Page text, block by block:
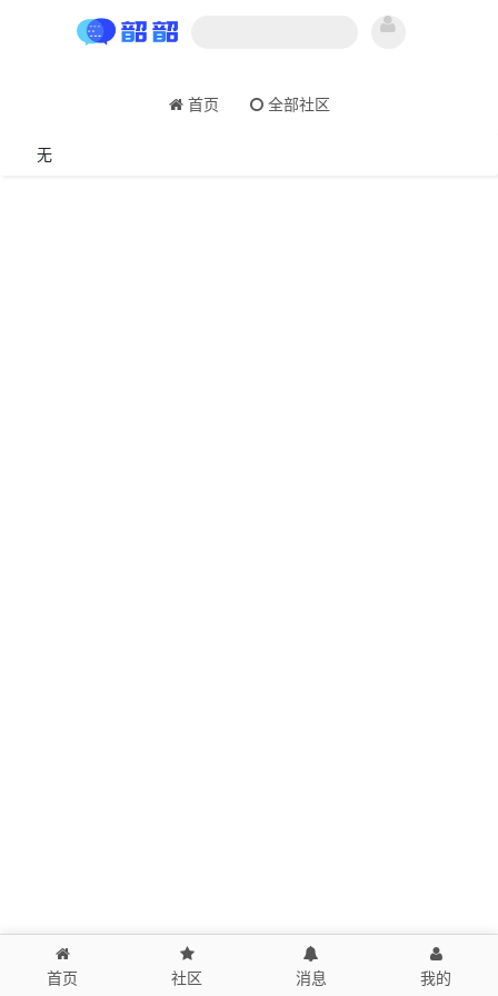
首页 全部社区
无
首页 社区 消息 我的